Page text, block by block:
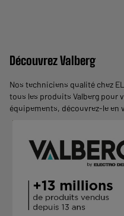
Découvrez Valberg
Nos techniciens qualité chez
tous les produits Valberg pour
équipements, découvrez-le en